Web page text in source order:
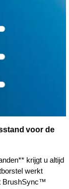
voor de
krijgt u altijd
werkt
BrushSync™